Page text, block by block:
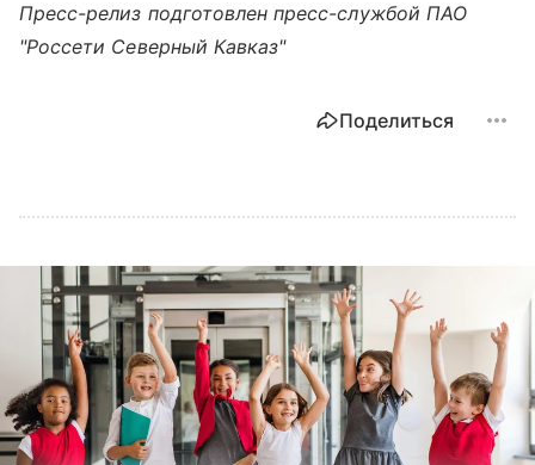
Пресс-релиз подготовлен пресс-службой ПАО
"Россети Северный Кавказ"
Поделиться